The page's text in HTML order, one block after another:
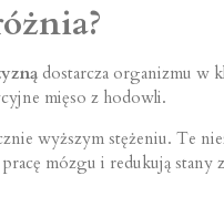
dostarcza organizmu w
mięso z hodowli.
wyższym stężeniu. Te
mózgu i redukują stany